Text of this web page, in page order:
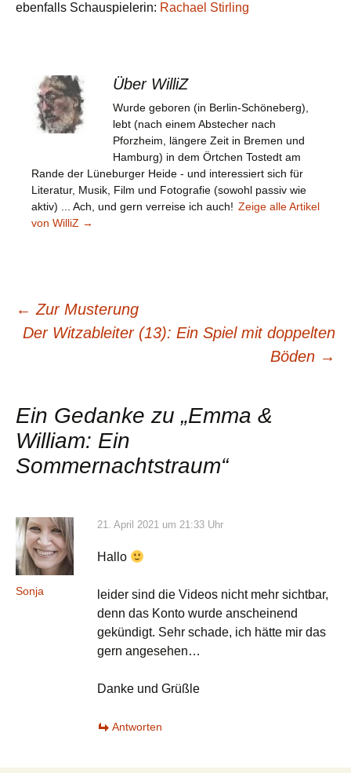
ebenfalls Schauspielerin: Rachael Stirling
Über WilliZ
Wurde geboren (in Berlin-Schöneberg),
lebt (nach einem Abstecher nach
Pforzheim, längere Zeit in Bremen und
Hamburg) in dem Örtchen Tostedt am
Rande der Lüneburger Heide - und interessiert sich für
Literatur, Musik, Film und Fotografie (sowohl passiv wie
aktiv) ... Ach, und gern verreise ich auch! Zeige alle Artikel
von WilliZ →
Beitragsnavigation
← Zur Musterung
Der Witzableiter (13): Ein Spiel mit doppelten
Böden →
Ein Gedanke zu „Emma &
William: Ein
Sommernachtstraum“
Sonja
21. April 2021 um 21:33 Uhr
Hallo
leider sind die Videos nicht mehr sichtbar,
denn das Konto wurde anscheinend
gekündigt. Sehr schade, ich hätte mir das
gern angesehen…
Danke und Grüßle
Antworten